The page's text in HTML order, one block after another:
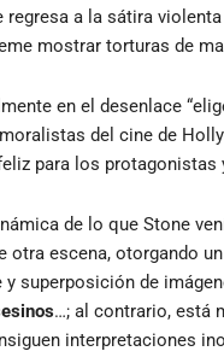
a la sátira
mostrar torturas de
en el desenlace
del cine de
para los
de lo que Stone
otra escena, otorgando
superposición de
…; al contrario, está
interpretaciones